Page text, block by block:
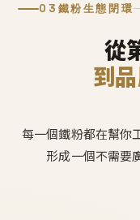
03 鐵粉生態閉環
從
到
每一個鐵粉都在幫你
形成一個不需要